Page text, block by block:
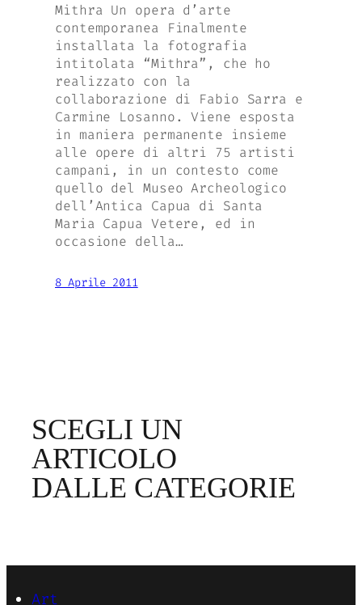
Mithra Un opera d’arte
contemporanea Finalmente
installata la fotografia
intitolata “Mithra”, che ho
realizzato con la
collaborazione di Fabio Sarra e
Carmine Losanno. Viene esposta
in maniera permanente insieme
alle opere di altri 75 artisti
campani, in un contesto come
quello del Museo Archeologico
dell’Antica Capua di Santa
Maria Capua Vetere, ed in
occasione della…
8 Aprile 2011
SCEGLI UN
ARTICOLO
DALLE CATEGORIE
Art